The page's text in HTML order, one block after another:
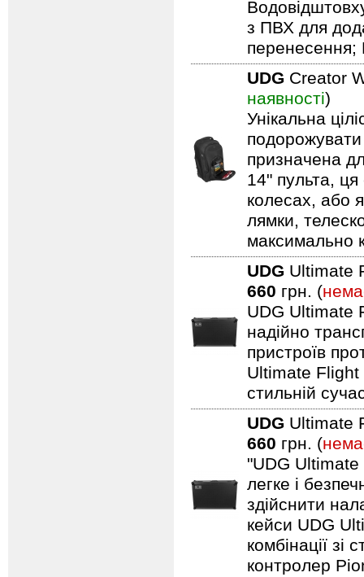
з ПВХ для
перенесення;
UDG Creator
наявності)
Унікальна
подорожувати
призначена
14" пульта,
колесах, або
лямки,
максимально
UDG Ultimate
660 грн. (
UDG Ultimate
надійно
пристроїв
Ultimate Flight
стильній
UDG Ultimate
660 грн. (
"UDG
легке і
здійснити
кейси UDG
комбінації
контролер